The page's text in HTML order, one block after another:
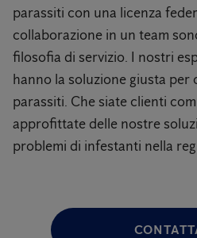
parassiti con una licenza
collaborazione in un team
filosofia di servizio. I nostri
hanno la soluzione giusta per
parassiti. Che siate clienti
approfittate delle nostre
problemi di infestanti nella